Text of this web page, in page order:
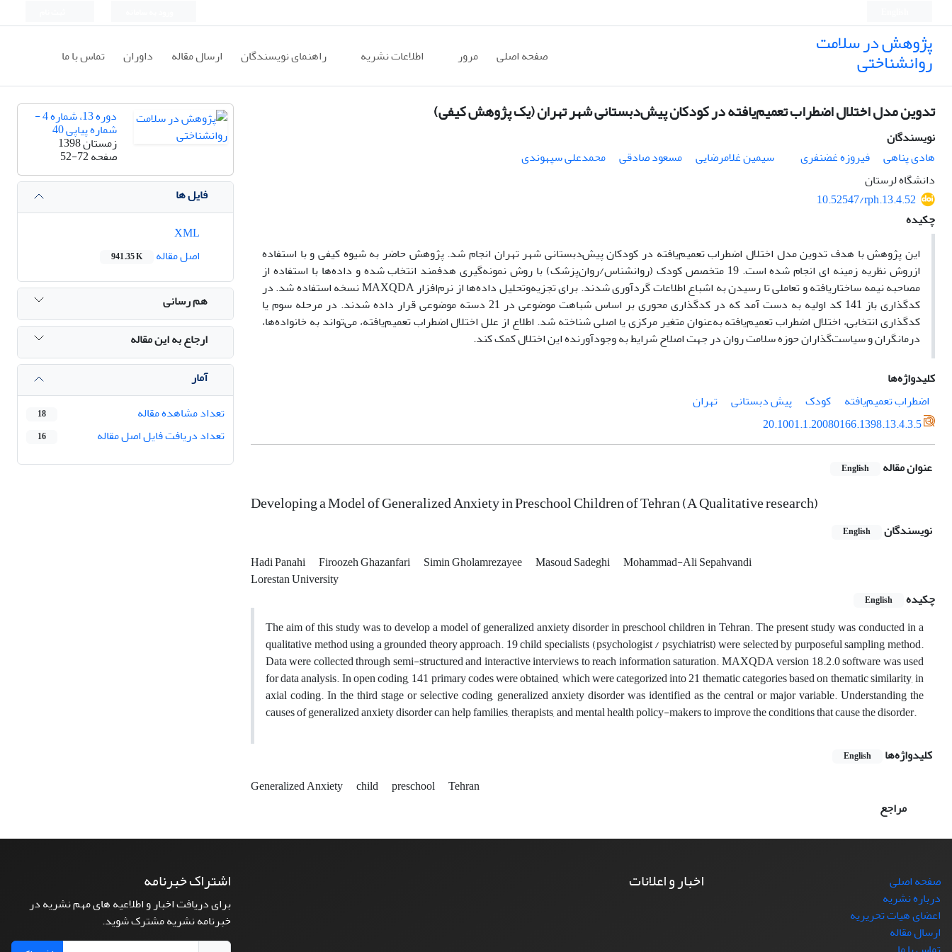
پژوهش در سلامت
روانشناختی صفحه اصلی مرور اطلاعات نشریه راهنمای نویسندگان ارسال مقاله داوران تماس با ما
تدوین مدل اختلال اضطراب تعمیم‌یافته در کودکان پیش‌دبستانی شهر تهران (یک پژوهش کیفی)
نویسندگان
هادی پناهی
فیروزه غضنفری سیمین غلامرضایی مسعود صادقی
محمدعلی سپهوندی
دانشگاه لرستان
10.52547/rph.13.4.52
چکیده
این پژوهش با هدف تدوین مدل اختلال اضطراب تعمیم‌یافته در کودکان پیش‌دبستانی شهر تهران انجام شد. پژوهش حاضر به شیوه کیفی و با استفاده
ازروش نظریه زمینه ­ای انجام شده است. 19 متخصص کودک (روان­شناس/روان‌پزشک) با روش نمونه‌گیری هدفمند انتخاب شده و داده‌ها با استفاده از
مصاحبه نیمه ساختاریافته و تعاملی تا رسیدن به اشباع اطلاعات گردآوری شدند. برای تجزیه‌وتحلیل داده‌ها از نرم‌افزارMAXQDAنسخه استفاده شد.در
کدگذاری باز 141 کد اولیه به دست آمد که در کدگذاری محوری بر اساس شباهت موضوعی در 21 دسته موضوعی قرار داده شدند. در مرحله سوم یا
کدگذاری انتخابی، اختلال اضطراب تعمیم‌یافته به‌عنوان متغیر مرکزی یا اصلی شناخته شد. اطلاع از علل اختلال اضطراب تعمیم‌یافته، می‌تواند به خانواده‌ها،
درمانگران و سیاست‌گذاران حوزه سلامت روان در جهت اصلاح شرایط به وجودآورنده این اختلال کمک کند.
کلیدواژه‌ها
اضطراب تعمیم‌یافته
کودک پیش دبستانی
تهران
20.1001.1.20080166.1398.13.4.3.5
عنوان مقاله English
Developing a Model of Generalized Anxiety in Preschool Children of Tehran (A Qualitative research)
نویسندگان English
Hadi Panahi Firoozeh Ghazanfari Simin Gholamrezayee Masoud Sadeghi
Mohammad-Ali Sepahvandi
Lorestan University
چکیده
English
The aim of this study was to develop a model of generalized anxiety disorder in preschool children in Tehran. The present study was conducted in a
qualitative method using a grounded theory approach. 19 child specialists (psychologist / psychiatrist) were selected by purposeful sampling method.
Data were collected through semi-structured and interactive interviews to reach information saturation. MAXQDA version 18.2.0 software was used
for data analysis. In open coding, 141 primary codes were obtained, which were categorized into 21 thematic categories based on thematic similarity, in
axial coding. In the third stage or selective coding, generalized anxiety disorder was identified as the central or major variable. Understanding the
causes of generalized anxiety disorder can help families, therapists, and mental health policy-makers to improve the conditions that cause the disorder.
کلیدواژه‌ها
English
Generalized Anxiety child preschool
Tehran
مراجع
دوره 13، شماره 4 -
شماره پیاپی 40
زمستان 1398
صفحه52-72
فایل ها
اصل مقاله
941.35 K
هم رسانی
ارجاع به این مقاله
آمار
تعداد مشاهده مقاله
18
تعداد دریافت فایل اصل مقاله 16
صفحه اصلی
درباره نشریه
اعضای هیات تحریریه
ارسال مقاله
اخبار و اعلانات اشتراک خبرنامه
برای دریافت اخبار و اطلاعیه های مهم نشریه در
خبرنامه نشریه مشترک شوید.